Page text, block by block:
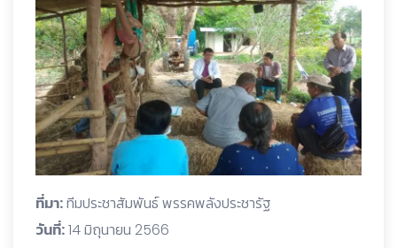
ที่มา:ทีมประชาสัมพันธ์ พรรคพลังประชารัฐ
วันที่:14 มิถุนายน 2566